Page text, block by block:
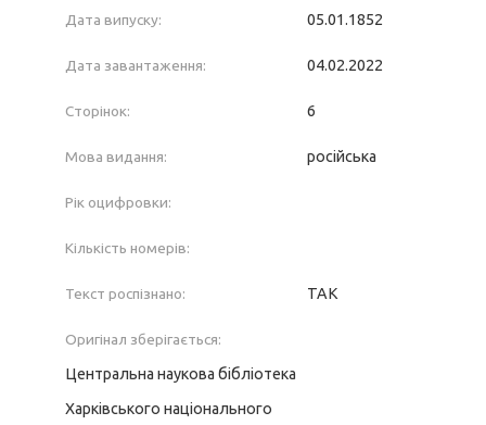
Дата випуску: 05.01.1852
Дата завантаження: 04.02.2022
Сторінок: 6
Мова видання: російська
Рік оцифровки:
Кількість номерів:
Текст роспізнано: ТАК
Оригінал зберігається:
Центральна наукова бібліотека
Харківського національного